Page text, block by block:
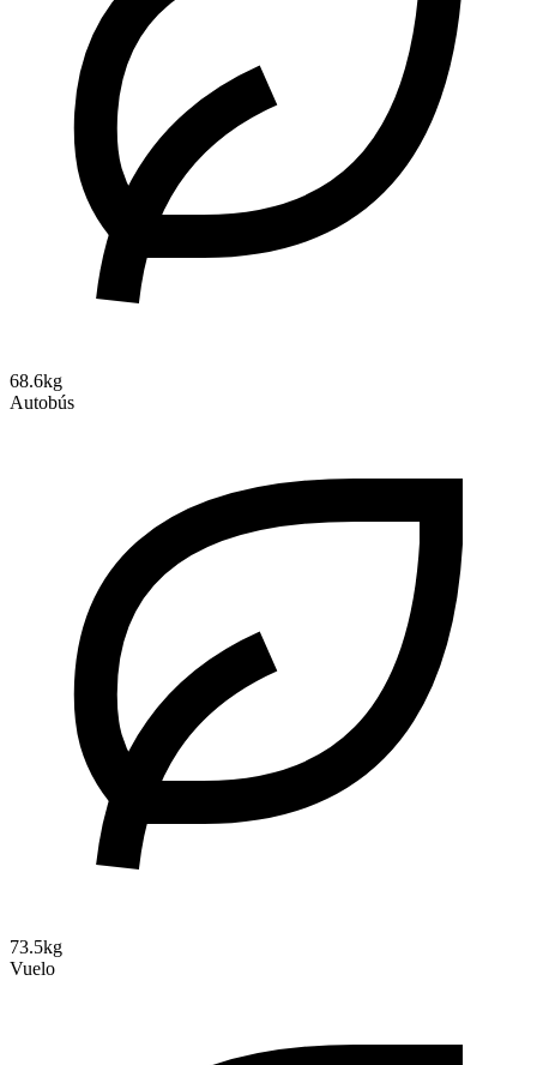
68.6kg
Autobús
73.5kg
Vuelo